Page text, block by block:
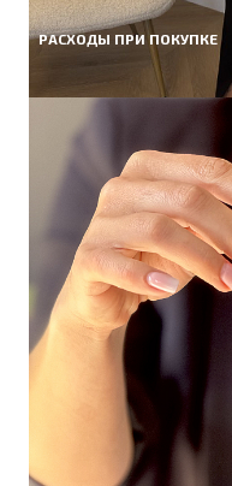
РАСХОДЫ ПРИ ПОКУПКЕ